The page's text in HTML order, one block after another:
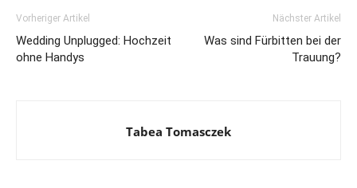
Vorheriger Artikel
Wedding Unplugged: Hochzeit
ohne Handys
Nächster Artikel
Was sind Fürbitten bei der
Trauung?
Tabea Tomasczek